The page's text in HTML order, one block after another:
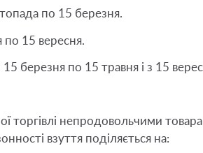
по 15 березня.
по 15 вересня.
15 березня по 15 травня і з 15
торгівлі непродовольчими